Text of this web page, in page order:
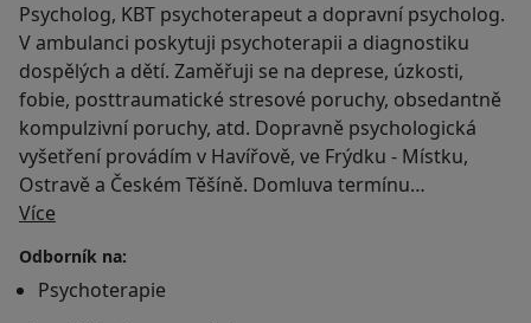
Psycholog, KBT psychoterapeut a dopravní psycholog.
V ambulanci poskytuji psychoterapii a diagnostiku
dospělých a dětí. Zaměřuji se na deprese, úzkosti,
fobie, posttraumatické stresové poruchy, obsedantně
kompulzivní poruchy, atd. Dopravně psychologická
vyšetření provádím v Havířově, ve Frýdku - Místku,
Ostravě a Českém Těšíně. Domluva termínu
telefonicky. Po předchozí domluvě je možná
konzultace i online.
Více
Odborník na:
Psychoterapie